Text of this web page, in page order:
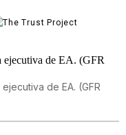
de EA. (GFR